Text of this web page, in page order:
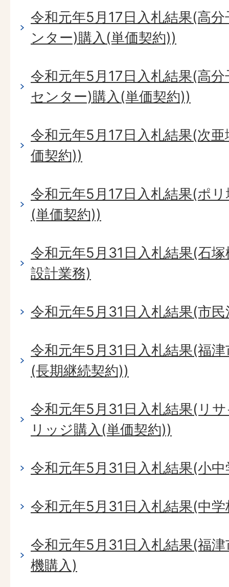
令和元年5月17日入札結果(高
ンター)購入(単価契約))
令和元年5月17日入札結果(高
センター)購入(単価契約))
令和元年5月17日入札結果(次
価契約))
令和元年5月17日入札結果(ポ
(単価契約))
令和元年5月31日入札結果(石
設計業務)
令和元年5月31日入札結果(市
令和元年5月31日入札結果(福
(長期継続契約))
令和元年5月31日入札結果(リ
リッジ購入(単価契約))
令和元年5月31日入札結果(小
令和元年5月31日入札結果(中
令和元年5月31日入札結果(福
機購入)